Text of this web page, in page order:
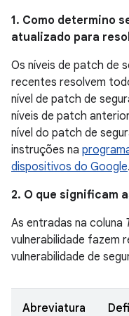
1. Como determino
atualizado para
Os níveis de patch de
recentes resolvem
nível de patch de
níveis de patch
nível do patch de
instruções na
dispositivos do Google.
2. O que significam
As entradas na coluna
vulnerabilidade fazem
vulnerabilidade de
Abreviatura